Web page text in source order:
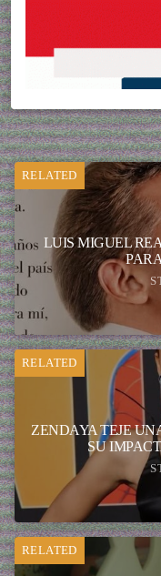
RELATED
LUIS MIGUEL
RELATED
ZENDAYA TEJE
SU
RELATED